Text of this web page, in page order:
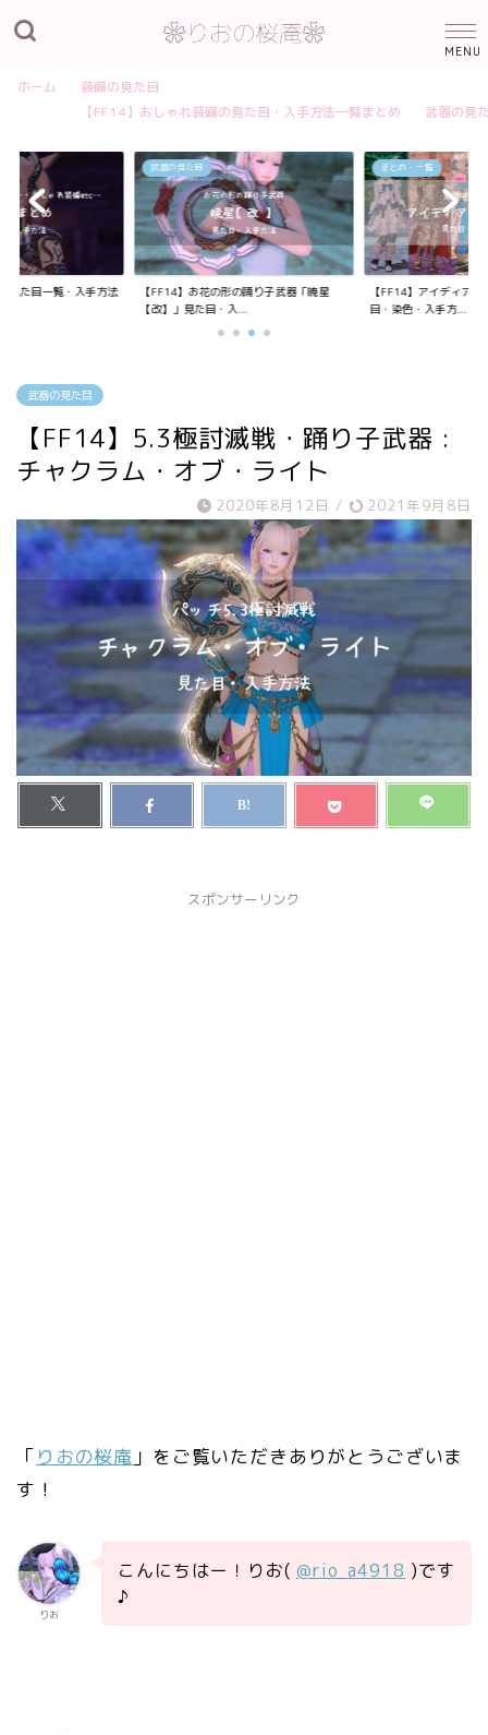
ホーム
装備の見た目
【FF14】おしゃれ装備の見た目・入手方法一覧まとめ
武器の見
見た目一覧・入手方法
武器の見た目
【FF14】お花の形の踊り子武器「暁星
【改】」見た目・入...
まとめ・一覧
【FF14】アイディア
目・染色・入手方...
武器の見た目
【FF14】5.3極討滅戦・踊り子武器 :
チャクラム・オブ・ライト
2020年8月12日 / 2021年9月8日
スポンサーリンク
「 りおの桜庵 」をご覧いただきありがとうございま
す！
りお
こんにちはー！りお( @rio_a4918 )です
♪